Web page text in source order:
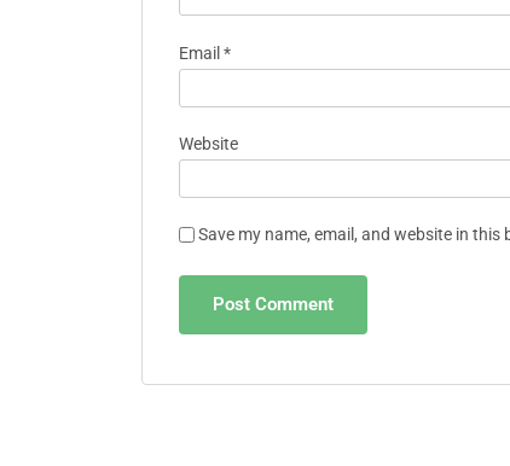
Email *
Website
Save my name, email, and website in